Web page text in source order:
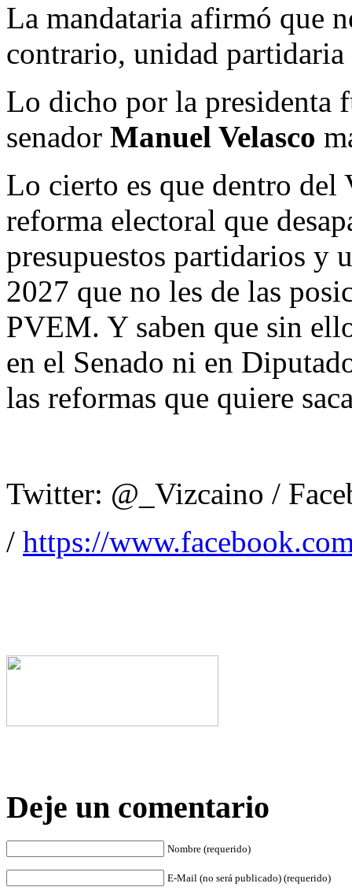
La mandataria afirmó que
contrario, unidad
Lo dicho por la presidenta
senador Manuel Velasco
Lo cierto es que dentro del
reforma electoral que
presupuestos partidarios y
2027 que no les de las
PVEM. Y saben que sin
en el Senado ni en
las reformas que quiere
Twitter: @_Vizcaino /
/ https://
Deje un comentario
Nombre (requerido)
E-Mail (no será publicado) (requerido)